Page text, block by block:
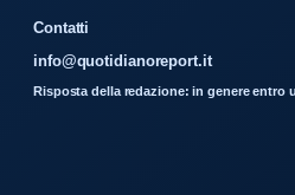
Contatti
info@quotidianoreport.it
Risposta della redazione: in genere entro